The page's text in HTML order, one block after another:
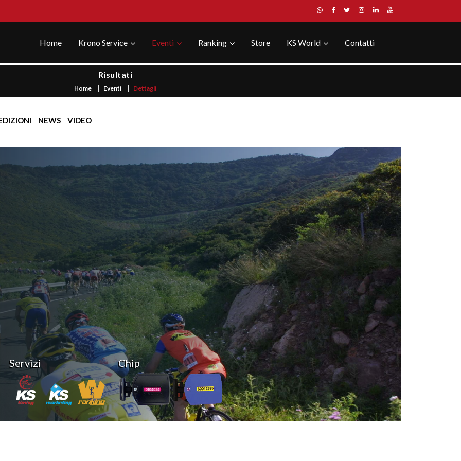
Home Krono Service Eventi Ranking Store KS World Contatti
Risultati
Home Eventi Dettagli
NEWS VIDEO
Servizi Chip